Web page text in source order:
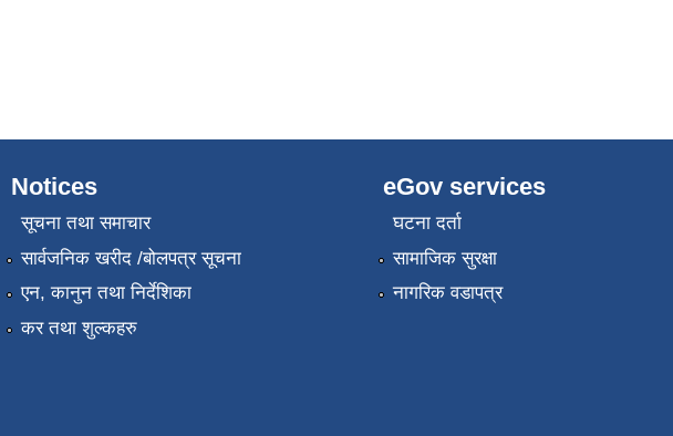
Notices
सूचना तथा समाचार
सार्वजनिक खरीद /बोलपत्र सूचना
एन, कानुन तथा निर्देशिका
कर तथा शुल्कहरु
eGov services
घटना दर्ता
सामाजिक सुरक्षा
नागरिक वडापत्र